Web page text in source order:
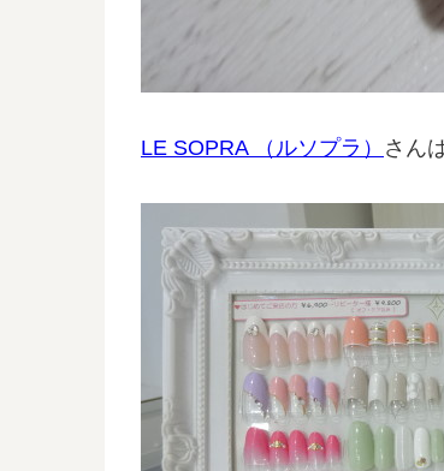
LE SOPRA （ルソプラ） さん